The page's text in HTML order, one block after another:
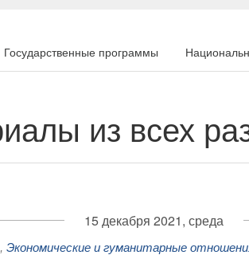
Государственные программы
из всех
15 декабря 2021, среда
, Экономические и гуманитарные